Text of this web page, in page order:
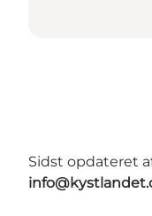
Sidst opdateret